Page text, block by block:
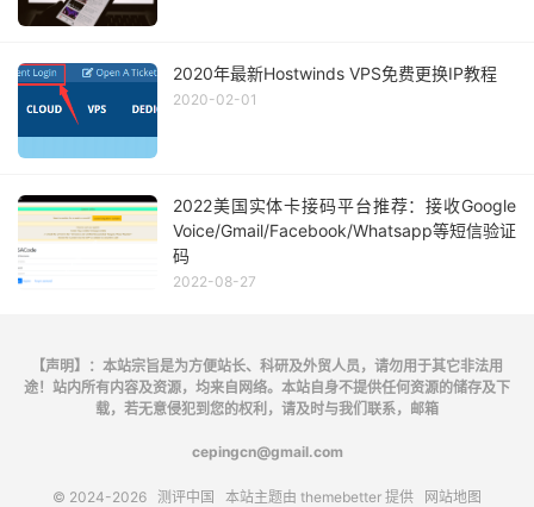
2020年最新Hostwinds VPS免费更换IP教程
2020-02-01
2022美国实体卡接码平台推荐：接收Google
Voice/Gmail/Facebook/Whatsapp等短信验证
码
2022-08-27
【声明】：本站宗旨是为方便站长、科研及外贸人员，请勿用于其它非法用
途！站内所有内容及资源，均来自网络。本站自身不提供任何资源的储存及下
载，若无意侵犯到您的权利，请及时与我们联系，邮箱
cepingcn@gmail.com
© 2024-2026 测评中国 本站主题由 themebetter 提供 网站地图